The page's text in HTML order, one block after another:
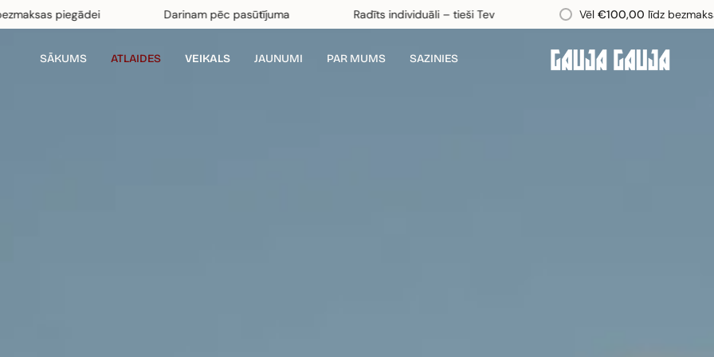
Pāriet
uz
Darinam pēc pasūtījuma Radīts individuāli – tieši Tev €100,00līdz bezmaksas
SĀKUMS ATLAIDES VEIKALS JAUNUMI PAR MUMS SAZINIES